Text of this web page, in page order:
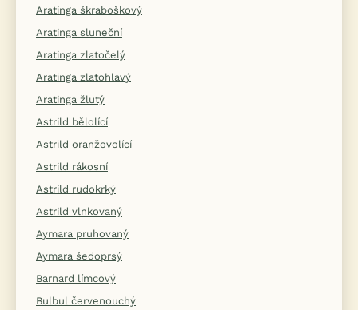
Aratinga škraboškový
Aratinga sluneční
Aratinga zlatočelý
Aratinga zlatohlavý
Aratinga žlutý
Astrild bělolící
Astrild oranžovolící
Astrild rákosní
Astrild rudokrký
Astrild vlnkovaný
Aymara pruhovaný
Aymara šedoprsý
Barnard límcový
Bulbul červenouchý